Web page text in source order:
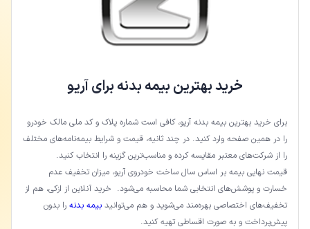
خرید بهترین بیمه بدنه برای آریو
برای خرید بهترین بیمه بدنه آریو، کافی است شماره پلاک و کد ملی مالک خودرو
را در همین صفحه وارد کنید. در چند ثانیه، قیمت و شرایط بیمه‌نامه‌های مختلف
را از شرکت‌های معتبر مقایسه کرده و مناسب‌ترین گزینه را انتخاب کنید.
قیمت نهایی بیمه بر اساس سال ساخت خودروی آریو، میزان تخفیف عدم
خسارت و پوشش‌های انتخابی شما محاسبه می‌شود. خرید آنلاین از ازکی، هم از
تخفیف‌های اختصاصی بهره‌مند می‌شوید و هم می‌توانید بیمه بدنه را بدون
پیش‌پرداخت و به صورت اقساطی تهیه کنید.